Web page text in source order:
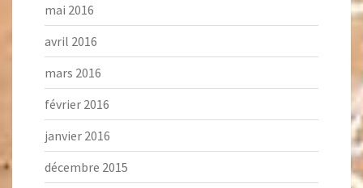
mai 2016
avril 2016
mars 2016
février 2016
janvier 2016
décembre 2015